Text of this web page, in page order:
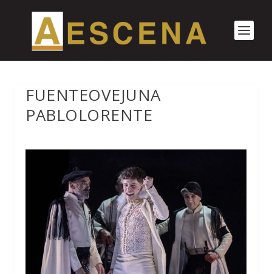
FUENTEOVEJUNA
PABLOLORENTE